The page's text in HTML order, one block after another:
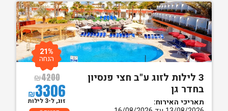
3 לילות לזוג ע"ב חצי פנסיון
בחדר גן
תאריכי האירוח:
₪4200
₪3306
21%
הנחה
זוג, ל-3 לילות